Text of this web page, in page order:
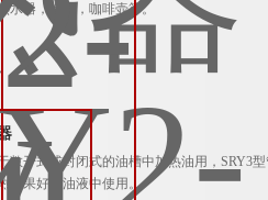
水器，烤箱，咖啡壶等。
敞开式或封闭式的油槽中加热油用，SRY3
效果好的油液中使用。